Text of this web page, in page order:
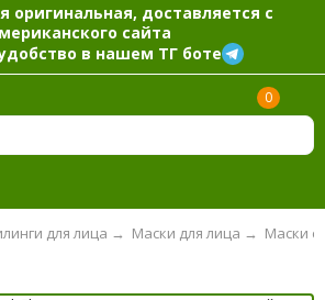
оригинальная, доставляется с
сайта
в нашем ТГ боте
0
для лица → Маски для лица → Маски с